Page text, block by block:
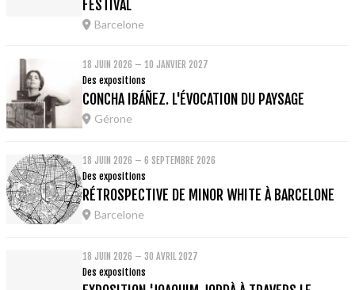
FESTIVAL
Barcelone
18 JUIN 2026 – 10 JANVIER 2027
Des expositions
CONCHA IBÁÑEZ. L'ÉVOCATION DU PAYSAGE
Gérone
18 JUIN 2026 – 6 SEPTEMBRE 2026
Des expositions
RÉTROSPECTIVE DE MINOR WHITE À BARCELONE
Barcelone
18 JUIN 2026 – 30 AVRIL 2027
Des expositions